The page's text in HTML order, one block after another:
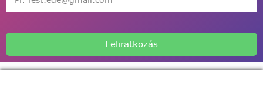
Feliratkozás